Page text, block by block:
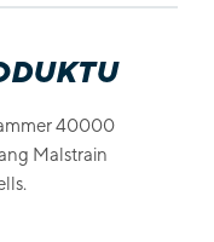
40000
Malstrain